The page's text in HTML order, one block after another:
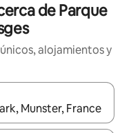
de Parque
alojamientos y
navega con las